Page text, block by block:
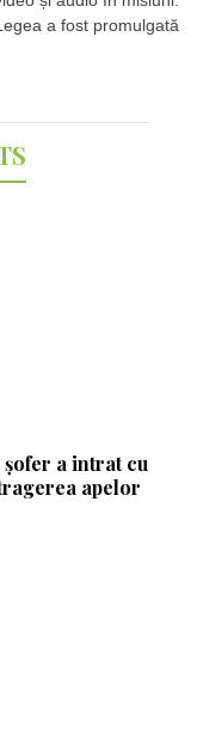
a fost promulgată
a intrat cu
apelor